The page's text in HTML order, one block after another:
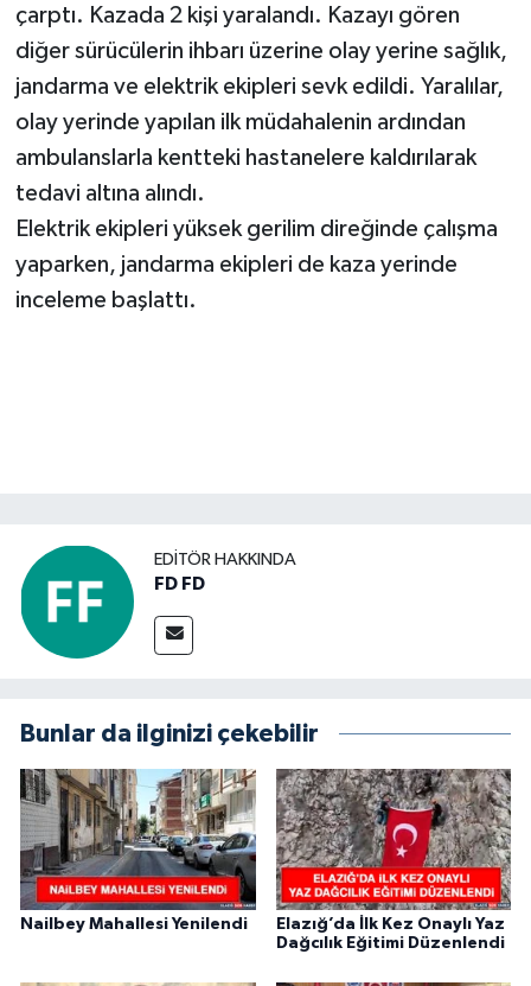
çarptı. Kazada 2 kişi yaralandı. Kazayı gören
diğer sürücülerin ihbarı üzerine olay yerine sağlık,
jandarma ve elektrik ekipleri sevk edildi. Yaralılar,
olay yerinde yapılan ilk müdahalenin ardından
ambulanslarla kentteki hastanelere kaldırılarak
tedavi altına alındı.
Elektrik ekipleri yüksek gerilim direğinde çalışma
yaparken, jandarma ekipleri de kaza yerinde
inceleme başlattı.
EDITÖR HAKKINDA
FD FD
Bunlar da ilginizi çekebilir
Nailbey Mahallesi Yenilendi
Elazığ’da İlk Kez Onaylı Yaz
Dağcılık Eğitimi Düzenlendi